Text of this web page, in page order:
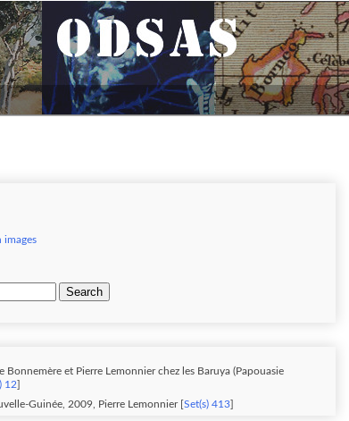
images
Search
Bonnemère et Pierre Lemonnier chez les Baruya (Papouasie
12
Guinée, 2009, Pierre Lemonnier [ Set(s) 413